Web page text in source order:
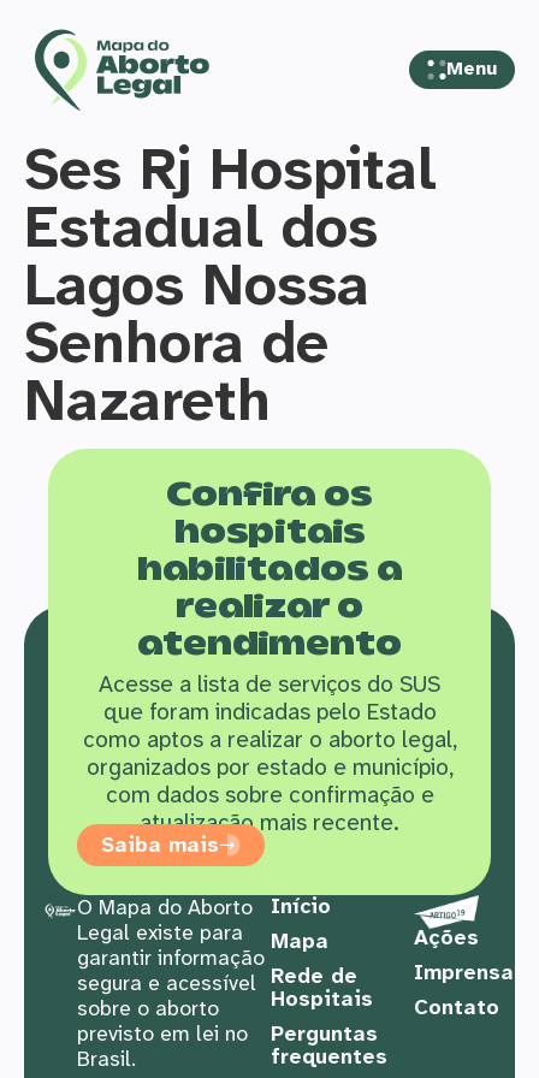
Menu
Ses Rj Hospital
Estadual dos
Lagos Nossa
Senhora de
Nazareth
Confira os
hospitais
habilitados a
realizar o
atendimento
Acesse a lista de serviços do SUS
que foram indicadas pelo Estado
como aptos a realizar o aborto legal,
organizados por estado e município,
com dados sobre confirmação e
atualização mais recente.
Saiba mais
O Mapa do Aborto
Legal existe para
garantir informação
segura e acessível
sobre o aborto
previsto em lei no
Brasil.
Início
Mapa
Rede de
Hospitais
Perguntas
frequentes
Ações
Imprensa
Contato